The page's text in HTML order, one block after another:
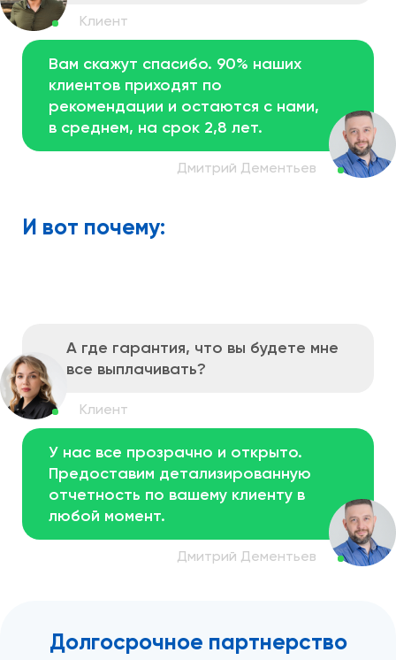
Вам скажут спасибо. 90% наших
клиентов приходят по
рекомендации и остаются с нами,
в среднем, на срок 2,8 лет.
И вот почему:
А где гарантия, что вы будете мне
все выплачивать?
У нас все прозрачно и открыто.
Предоставим детализированную
отчетность по вашему клиенту в
любой момент.
Долгосрочное партнерство